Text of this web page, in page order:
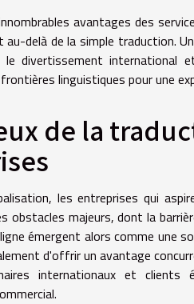
avantages des
delà de la simple traduction.
le divertissement international
linguistiques pour une
de la
les entreprises qui
obstacles majeurs, dont la
émergent alors comme une
d'offrir un avantage
internationaux et